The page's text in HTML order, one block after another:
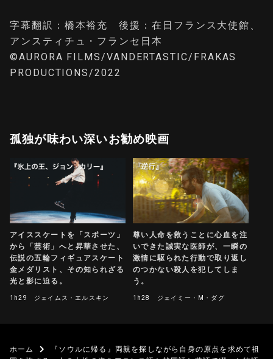
字幕翻訳：橋本裕充 後援：在日フランス大使館、
アンスティチュ・フランセ日本
©️AURORA FILMS/VANDERTASTIC/FRAKAS
PRODUCTIONS/2022
孤独が味わい深いお勧め映画
アイススケートを「スポーツ」
から「芸術」へと昇華させた、
伝説の五輪フィギュアスケート
金メダリスト、その知られざる
光と影に迫る。
1h29 ジェイムス・エルスキン
尊い人命を救うことに心血を注
いできた誠実な医師が、一瞬の
激情に駆られた行動で取り返し
のつかない殺人を犯してしま
う。
1h28 ジェイミー・M・ダグ
ホーム
『ソウルに帰る』両親を探しながら自身の原点を求めて祖